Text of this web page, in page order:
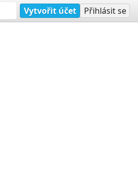
Vytvořit účet Přihlásit se